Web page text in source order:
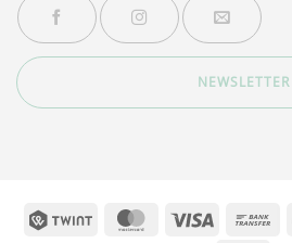
NEWSLETTER
Twint MasterCard
Visa